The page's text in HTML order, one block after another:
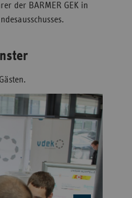
der BARMER GEK in